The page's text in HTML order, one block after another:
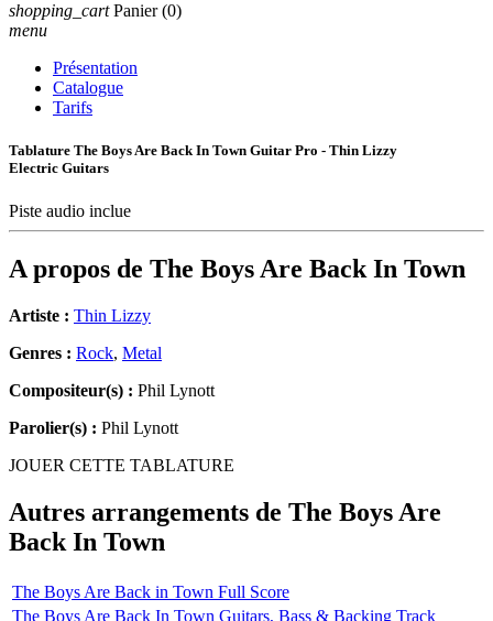
shopping_cart Panier (0)
menu
Présentation
Catalogue
Tarifs
Tablature The Boys Are Back In Town Guitar Pro - Thin Lizzy
Electric Guitars
Piste audio inclue
A propos de The Boys Are Back In Town
Artiste : Thin Lizzy
Genres : Rock, Metal
Compositeur(s) : Phil Lynott
Parolier(s) : Phil Lynott
JOUER CETTE TABLATURE
Autres arrangements de The Boys Are
Back In Town
The Boys Are Back in Town Full Score
The Boys Are Back In Town Guitars, Bass & Backing Track